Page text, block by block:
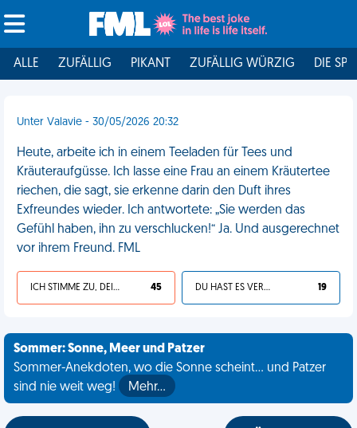
ALLE ZUFÄLLIG PIKANT ZUFÄLLIG WÜRZIG DIE
Unter Valavie - 30/05/2026 20:32
Heute, arbeite ich in einem Teeladen für Tees und
Kräuteraufgüsse. Ich lasse eine Frau an einem Kräutertee
riechen, die sagt, sie erkenne darin den Duft ihres
Exfreundes wieder. Ich antwortete: „Sie werden das
Gefühl haben, ihn zu verschlucken!“ Ja. Und ausgerechnet
vor ihrem Freund. FML
ICH STIMME ZU, DEIN LEBEN IST SCHEISSE 45 DU HAST ES VERDIENT 19
Sommer: Sonne, Meer und Patzer
Sommer-Anekdoten, wo die Sonne scheint... und Patzer
sind nie weit weg!
Mehr…